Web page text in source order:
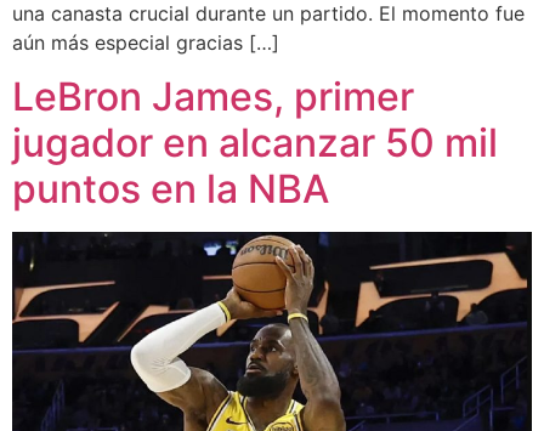
una canasta crucial durante un partido. El momento fue
aún más especial gracias […]
LeBron James, primer
jugador en alcanzar 50 mil
puntos en la NBA